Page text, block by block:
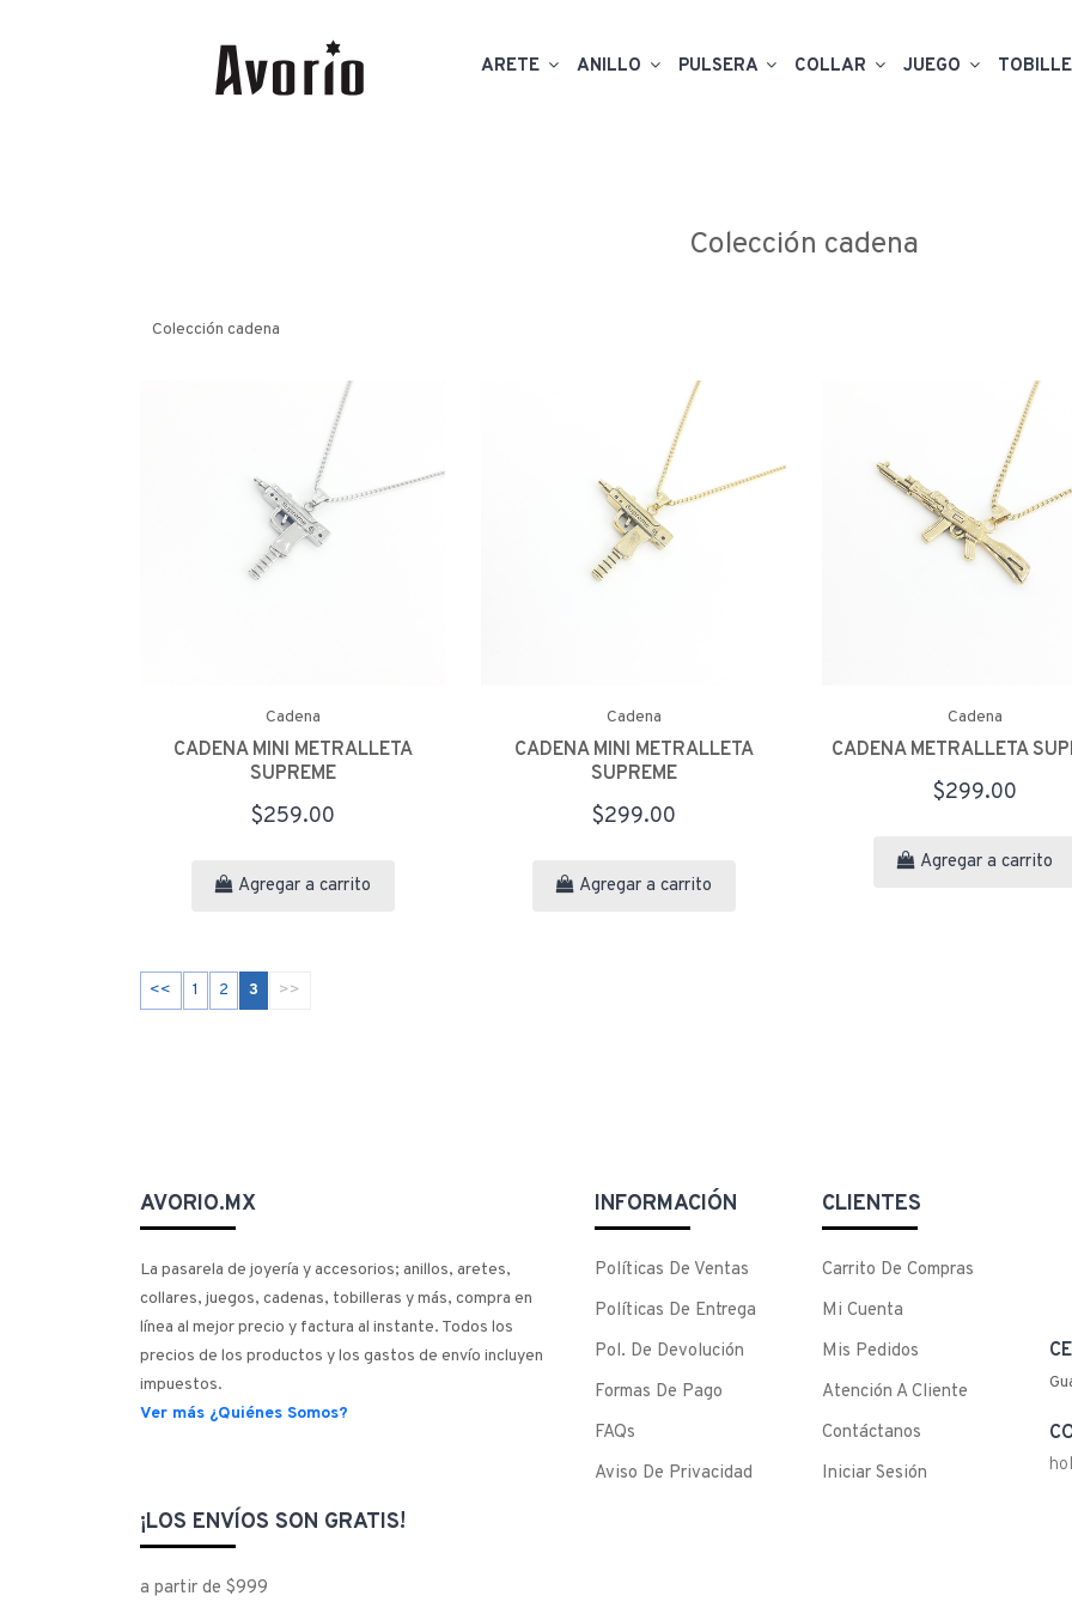
ARETE ANILLO PULSERA COLLAR JUEGO
Colección cadena
Colección cadena
Cadena
CADENA MINI METRALLETA
SUPREME
$259.00
Agregar a carrito
Cadena
CADENA MINI METRALLETA
SUPREME
$299.00
Agregar a carrito
Cadena
CADENA METRALLETA
$299.00
Agregar a carrito
<< 1 2 3 >>
AVORIO.MX
La pasarela de joyería y accesorios; anillos, aretes,
collares, juegos, cadenas, tobilleras y más, compra en
línea al mejor precio y factura al instante. Todos los
precios de los productos y los gastos de envío incluyen
impuestos.
Ver más ¿Quiénes Somos?
¡LOS ENVÍOS SON GRATIS!
a partir de $999
INFORMACIÓN
Políticas De Ventas
Políticas De Entrega
Pol. De Devolución
Formas De Pago
FAQs
Aviso De Privacidad
CLIENTES
Carrito De Compras
Mi Cuenta
Mis Pedidos
Atención A Cliente
Contáctanos
Iniciar Sesión